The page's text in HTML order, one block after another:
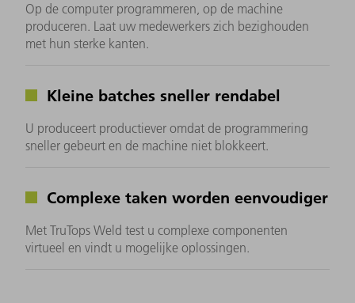
Op de computer programmeren, op de machine
produceren. Laat uw medewerkers zich bezighouden
met hun sterke kanten.
Kleine batches sneller rendabel
U produceert productiever omdat de programmering
sneller gebeurt en de machine niet blokkeert.
Complexe taken worden eenvoudiger
Met TruTops Weld test u complexe componenten
virtueel en vindt u mogelijke oplossingen.